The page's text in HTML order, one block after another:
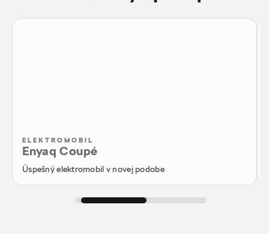
ELEKTROMOBIL
Enyaq Coupé
Úspešný elektromobil v novej podobe